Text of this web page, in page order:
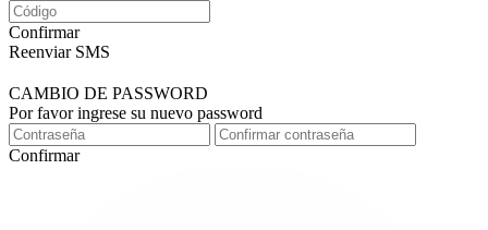
Confirmar
Reenviar SMS
CAMBIO DE PASSWORD
Por favor ingrese su nuevo password
Confirmar